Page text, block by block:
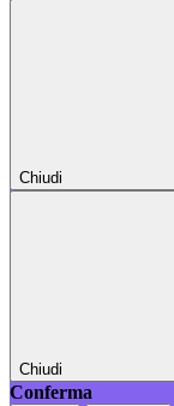
Chiudi
Chiudi
Conferma